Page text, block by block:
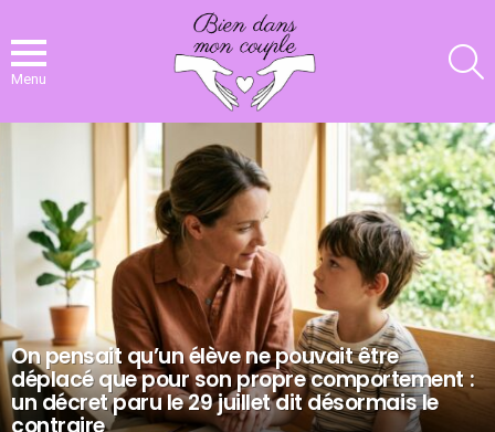
Menu
On pensait qu’un élève ne pouvait être
déplacé que pour son propre comportement :
un décret paru le 29 juillet dit désormais le